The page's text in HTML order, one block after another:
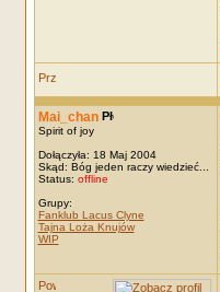
Mai_chan
Spirit of joy
Dołączyła: 18 Maj 2004
Skąd: Bóg jeden raczy wiedzieć...
Status: offline
Grupy:
Fanklub Lacus Clyne
Tajna Loża Knujów
WIP